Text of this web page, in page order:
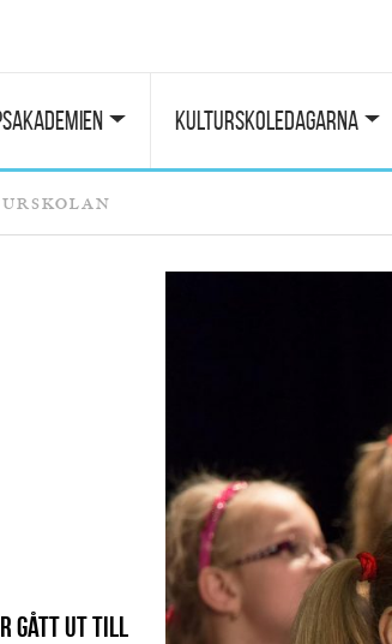
Kulturskoledagarna
gått ut till